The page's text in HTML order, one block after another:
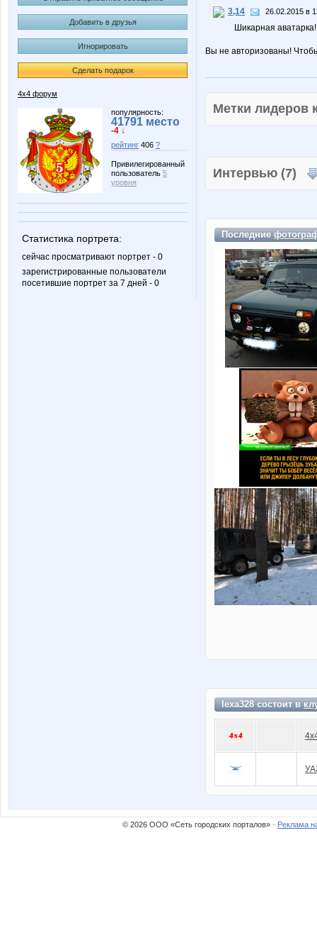
Добавить в друзья
Игнорировать
Сделать подарок
4х4 форум
популярность:
41791 место
-4 ↓
рейтинг 406 ?
Привилегированный
пользователь 5
уровня
Статистика портрета:
сейчас просматривают портрет - 0
зарегистрированные пользователи
посетившие портрет за 7 дней - 0
3,14 26.02.2015 в
Шикарная
Вы не авторизованы!
Метки
Интервью (7)
Последние
lexa328 состоит в
© 2026 ООО «Сеть городских порталов» · Реклама